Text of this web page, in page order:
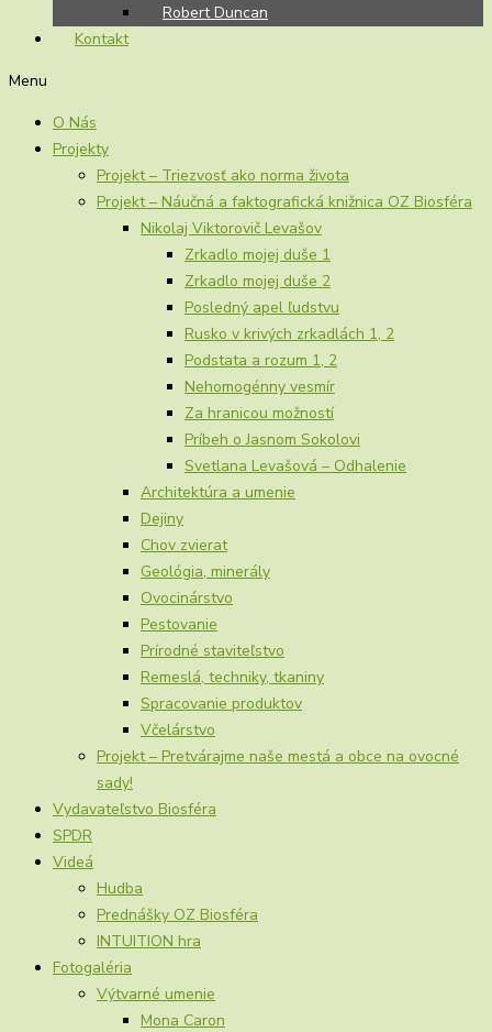
Robert Duncan
Kontakt
Menu
O Nás
Projekty
Projekt – Triezvosť ako norma života
Projekt – Náučná a faktografická knižnica OZ Biosféra
Nikolaj Viktorovič Levašov
Zrkadlo mojej duše 1
Zrkadlo mojej duše 2
Posledný apel ľudstvu
Rusko v krivých zrkadlách 1, 2
Podstata a rozum 1, 2
Nehomogénny vesmír
Za hranicou možností
Príbeh o Jasnom Sokolovi
Svetlana Levašová – Odhalenie
Architektúra a umenie
Dejiny
Chov zvierat
Geológia, minerály
Ovocinárstvo
Pestovanie
Prírodné staviteľstvo
Remeslá, techniky, tkaniny
Spracovanie produktov
Včelárstvo
Projekt – Pretvárajme naše mestá a obce na ovocné
sady!
Vydavateľstvo Biosféra
SPDR
Videá
Hudba
Prednášky OZ Biosféra
INTUITION hra
Fotogaléria
Výtvarné umenie
Mona Caron